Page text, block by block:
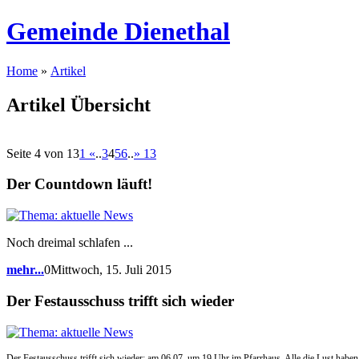
Gemeinde Dienethal
Home » Artikel
Artikel Übersicht
Seite 4 von 131 «..3456..» 13
Der Countdown läuft!
Noch dreimal schlafen ...
mehr...0Mittwoch, 15. Juli 2015
Der Festausschuss trifft sich wieder